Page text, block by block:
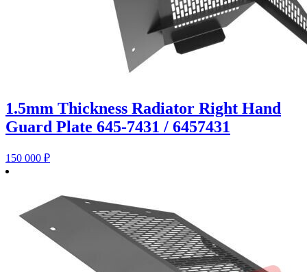
1.5mm Thickness Radiator Right Hand
Guard Plate 645-7431 / 6457431
150 000 ₽